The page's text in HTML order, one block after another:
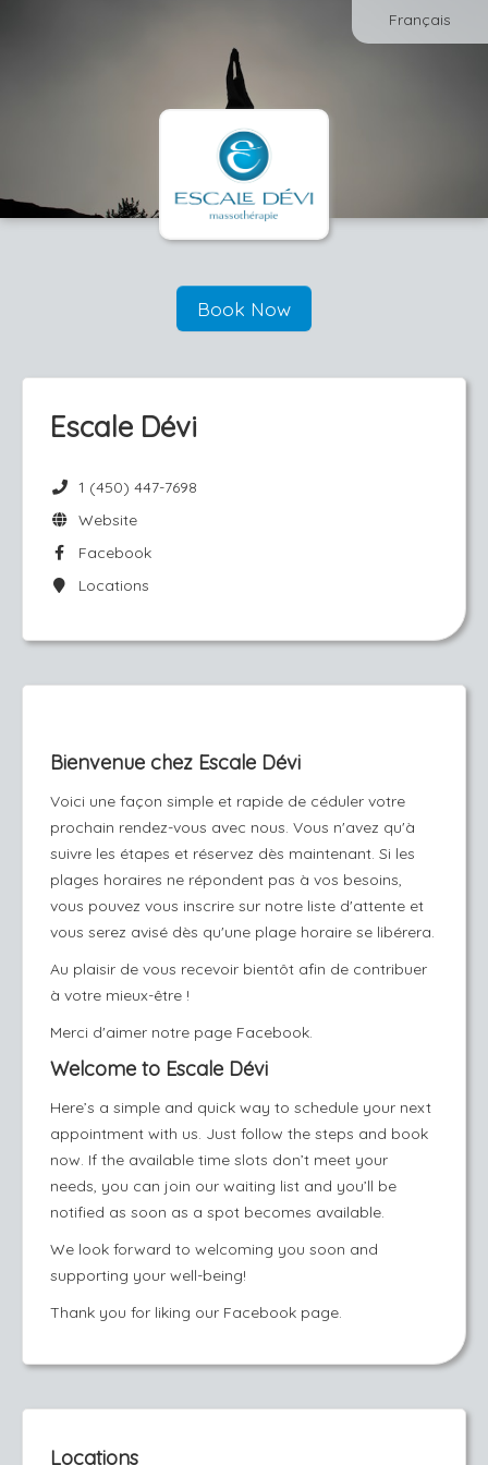
Français
Book Now
Escale Dévi
1 (450) 447-7698
Website
Facebook
Locations
Bienvenue chez Escale Dévi
Voici une façon simple et rapide de céduler votre
prochain rendez-vous avec nous. Vous n'avez qu'à
suivre les étapes et réservez dès maintenant. Si les
plages horaires ne répondent pas à vos besoins,
vous pouvez vous inscrire sur notre liste d'attente et
vous serez avisé dès qu'une plage horaire se libérera.
Au plaisir de vous recevoir bientôt afin de contribuer
à votre mieux-être !
Merci d'aimer notre page Facebook.
Welcome to Escale Dévi
Here’s a simple and quick way to schedule your next
appointment with us. Just follow the steps and book
now. If the available time slots don’t meet your
needs, you can join our waiting list and you’ll be
notified as soon as a spot becomes available.
We look forward to welcoming you soon and
supporting your well-being!
Thank you for liking our Facebook page.
Locations